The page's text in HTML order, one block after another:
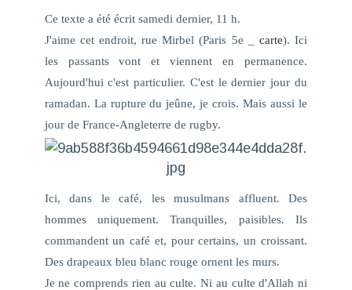
Ce texte a été écrit samedi dernier, 11 h.
J'aime cet endroit, rue Mirbel (Paris 5e _ carte). Ici
les passants vont et viennent en permanence.
Aujourd'hui c'est particulier. C'est le dernier jour du
ramadan. La rupture du jeûne, je crois. Mais aussi le
jour de France-Angleterre de rugby.
Ici, dans le café, les musulmans affluent. Des
hommes uniquement. Tranquilles, paisibles. Ils
commandent un café et, pour certains, un croissant.
Des drapeaux bleu blanc rouge ornent les murs.
Je ne comprends rien au culte. Ni au culte d'Allah ni